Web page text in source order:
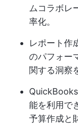
ムコラボレ
率化。
レポート作
のパフォー
関する洞察
能を利用で
予算作成と